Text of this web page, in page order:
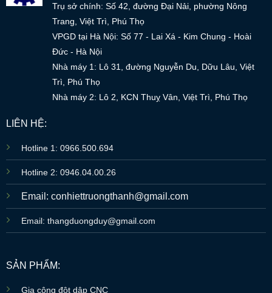
Trụ sở chính: Số 42, đường Đại Nải, phường Nông
Trang, Việt Trì, Phú Thọ
VPGD tại Hà Nội: Số 77 - Lai Xá - Kim Chung - Hoài
Đức - Hà Nội
Nhà máy 1: Lô 31, đường Nguyễn Du, Dữu Lâu, Việt
Trì, Phú Thọ
Nhà máy 2: Lô 2, KCN Thuỵ Vân, Việt Trì, Phú Thọ
LIÊN HỆ:
Hotline 1: 0966.500.694
Hotline 2: 0946.04.00.26
Email: conhiettruongthanh@gmail.com
Email: thangduongduy@gmail.com
SẢN PHẨM:
Gia công đột dập CNC